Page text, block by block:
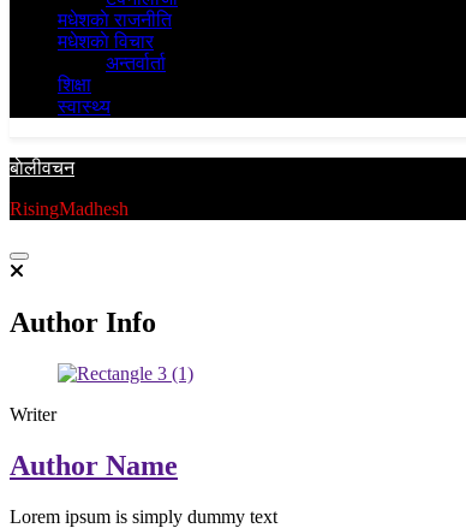
मधेशकाे राजनीति
मधेशकाे विचार
अन्तर्वार्ता
शिक्षा
स्वास्थ्य
बाेलीवचन
RisingMadhesh
Author Info
Writer
Author Name
Lorem ipsum is simply dummy text